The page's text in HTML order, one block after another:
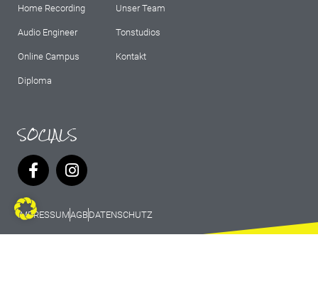
Home Recording
Audio Engineer
Online Campus
Diploma
Unser Team
Tonstudios
Kontakt
SOCIALS
IMPRESSUMAGBDATENSCHUTZ